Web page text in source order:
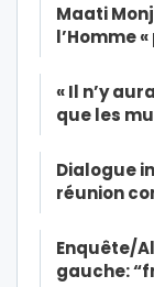
Maati
l’Homme
« Il n’y
que les
Dialogue
réunion
Enquête/
gauche: